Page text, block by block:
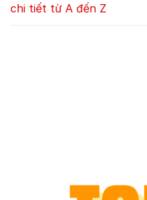
chi tiết từ A đến Z